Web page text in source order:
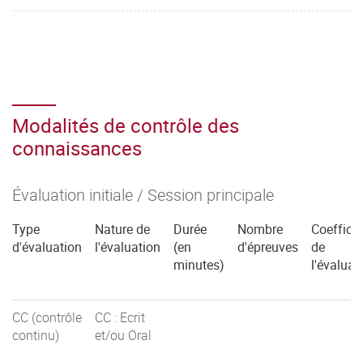
Modalités de contrôle des
connaissances
Évaluation initiale / Session principale
Type
d'évaluation
Nature de
l'évaluation
Durée
(en
minutes)
Nombre
d'épreuves
de
CC (contrôle
continu)
CC : Ecrit
et/ou Oral